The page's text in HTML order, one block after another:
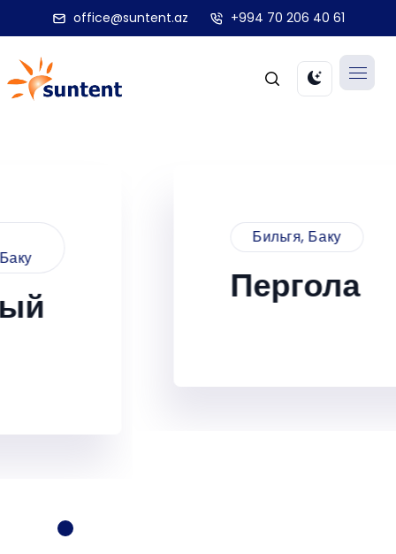
office@suntent.az +994 70 206 40 61